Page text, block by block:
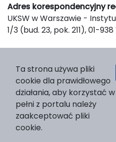
Adres korespondencyjny
UKSW w Warszawie -
1/3 (bud. 23, pok. 211), 01-
Wydawnictwo Naukowe
nr 2, 01-815 Warszawa
Strona WWW Wydawnictwa
e-mail:
Ta strona używa pliki
cookie dla prawidłowego
działania, aby korzystać w
pełni z portalu należy
zaakceptować pliki
cookie.